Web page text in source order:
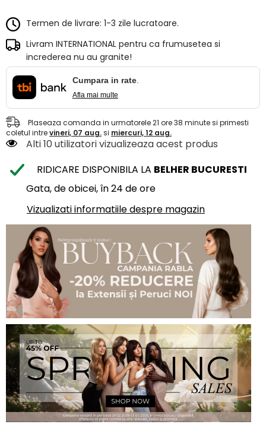
Termen de livrare: 1-3 zile lucratoare.
Livram INTERNATIONAL pentru ca frumusetea si
increderea nu au granite!
Cumpara in rate.
Afla mai multe
Plaseaza comanda in urmatorele21 ore38 minutesi primesti
coletul intrevineri, 07 aug.si miercuri, 12 aug.
Alti 10 utilizatori vizualizeaza acest produs
RIDICARE DISPONIBILA LA BELHER BUCURESTI
Gata, de obicei, în 24 de ore
Vizualizati informatiile despre magazin